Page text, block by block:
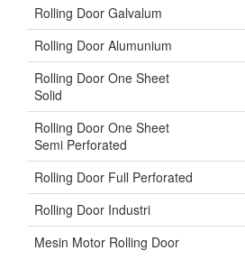
Rolling Door Galvalum
Rolling Door Alumunium
Rolling Door One Sheet
Solid
Rolling Door One Sheet
Semi Perforated
Rolling Door Full Perforated
Rolling Door Industri
Mesin Motor Rolling Door